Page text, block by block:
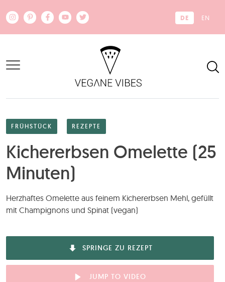
DE EN
FRÜHSTÜCK REZEPTE
Kichererbsen Omelette (25
Minuten)
Herzhaftes Omelette aus feinem Kichererbsen Mehl, gefüllt
mit Champignons und Spinat (vegan)
SPRINGE ZU REZEPT
JUMP TO VIDEO